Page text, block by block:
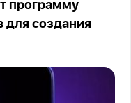
программу
для создания